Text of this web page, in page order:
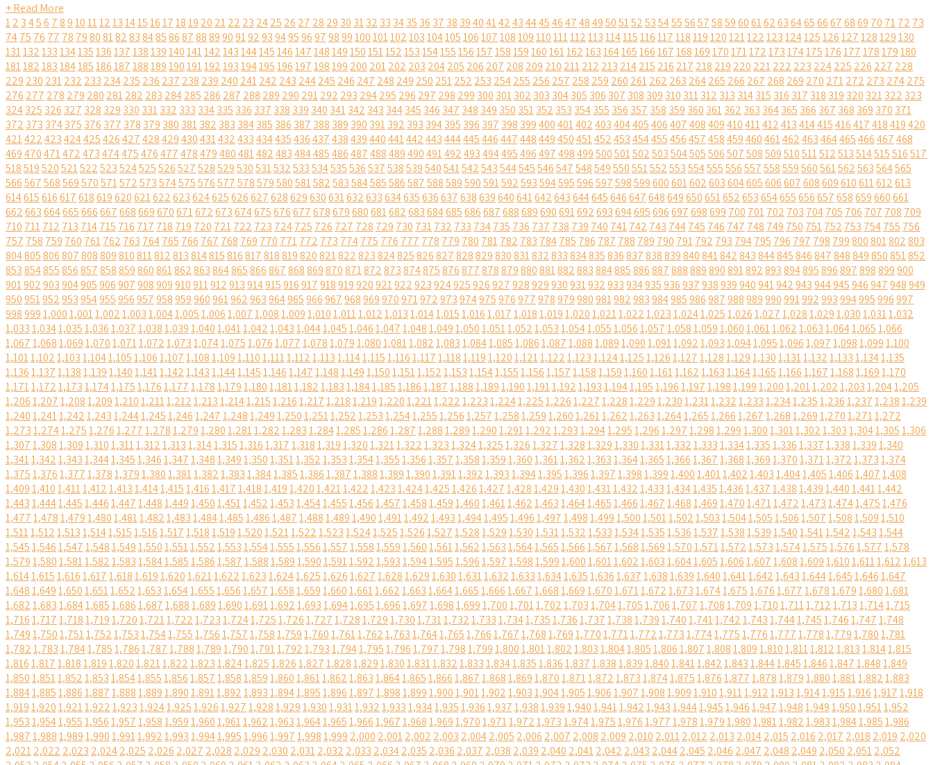
+ Read More
12 3456 78910111213141516171819 20 2122 23 2425 26 27 28 29 30 3132 33 3435 36 37 38 39404142434445464748495051525354555657585960616263646566676869 70 7172 73
7475 76 77 78 798081828384858687888990919293949596979899100101102103104105106107108109110111112113114115116117118119120121122123124125126127128129130
131132133134135136137138139140141142143144145146147148149150151152153154155156157158159160161162163164165166167168169170171172173174175176177178179180
181182183184185186187188189190191192193194195196197198199 200 201202 203 204205 206 207 208 209 210 211212 213 214215 216 217 218 219 220 221222 223 224225 226 227 228
229 230 231232 233 234235 236 237 238 239 240 241242 243 244245 246 247 248 249 250 251252 253 254255 256 257 258 259 260 261262 263 264265 266 267 268 269 270 271272 273 274275
276 277 278 279 280 281282 283 284285 286 287 288 289 290 291292 293 294295 296 297 298 299 300 301302 303 304305 306 307 308 309 310 311312 313 314315 316 317 318 319 320 321322 323
324325 326 327 328 329 330 331332 333 334335 336 337 338 339 340 341342 343 344345 346 347 348 349 350 351352 353 354355 356 357 358 359 360 361362 363 364365 366 367 368 369 370 371
372 373 374375 376 377 378 379 380 381382 383 384385 386 387 388 389 390 391392 393 394395 396 397 398 399400401402403404405406407408409410411412413414415416417418419420
421422423424425426427428429430431432433434435436437438439440441442443444445446447448449450451452453454455456457458459460461462463464465466467468
469470471472473474475476477478479480481482483484485486487488489490491492493494495496497498499500501502503504505506507508509510511512513514515516517
518519520521522523524525526527528529530531532533534535536537538539540541542543544545546547548549550551552553554555556557558559560561562563564565
566567568569570571572573574575576577578579580581582583584585586587588589590591592593594595596597598599600601602603604605606607608609610611612613
614615616617618619620621622623624625626627628629630631632633634635636637638639640641642643644645646647648649650651652653654655656657658659660661
662663664665666667668669670671672673674675676677678679680681682683684685686687688689690691692693694695696697698699 700 701702 703 704705 706 707 708 709
710 711712 713 714715 716 717 718 719 720 721722 723 724725 726 727 728 729 730 731732 733 734735 736 737 738 739 740 741742 743 744745 746 747 748 749 750 751752 753 754755 756
757 758 759 760 761762 763 764765 766 767 768 769 770 771772 773 774775 776 777 778 779 780 781782 783 784785 786 787 788 789 790 791792 793 794795 796 797 798 799800801802803
804805806807808809810811812813814815816817818819820821822823824825826827828829830831832833834835836837838839840841842843844845846847848849850851852
853854855856857858859860861862863864865866867868869870871872873874875876877878879880881882883884885886887888889890891892893894895896897898899900
901902903904905906907908909910911912913914915916917918919920921922923924925926927928929930931932933934935936937938939940941942943944945946947948949
950951952953954955956957958959960961962963964965966967968969970971972973974975976977978979980981982983984985986987988989990991992993994995996997
9989991,0001,0011,0021,0031,0041,0051,0061,0071,0081,0091,0101,0111,0121,0131,0141,0151,0161,0171,0181,0191,0201,0211,0221,0231,0241,0251,0261,0271,0281,0291,0301,0311,032
1,0331,0341,0351,0361,0371,0381,0391,0401,0411,0421,0431,0441,0451,0461,0471,0481,0491,0501,0511,0521,0531,0541,0551,0561,0571,0581,0591,0601,0611,0621,0631,0641,0651,066
1,0671,0681,0691,0701,0711,0721,0731,0741,0751,0761,0771,0781,0791,0801,0811,0821,0831,0841,0851,0861,0871,0881,0891,0901,0911,0921,0931,0941,0951,0961,0971,0981,0991,100
1,1011,1021,1031,1041,1051,1061,1071,1081,1091,1101,1111,1121,1131,1141,1151,1161,1171,1181,1191,1201,1211,1221,1231,1241,1251,1261,1271,1281,1291,1301,1311,1321,1331,1341,135
1,1361,1371,1381,1391,1401,1411,1421,1431,1441,1451,1461,1471,1481,1491,1501,1511,1521,1531,1541,1551,1561,1571,1581,1591,1601,1611,1621,1631,1641,1651,1661,1671,1681,1691,170
1,1711,1721,1731,1741,1751,1761,1771,1781,1791,1801,1811,1821,1831,1841,1851,1861,1871,1881,1891,1901,1911,1921,1931,1941,1951,1961,1971,1981,1991,2001,2011,2021,2031,2041,205
1,2061,2071,2081,2091,2101,2111,2121,2131,2141,2151,2161,2171,2181,2191,2201,2211,2221,2231,2241,2251,2261,2271,2281,2291,2301,2311,2321,2331,2341,2351,2361,2371,2381,239
1,2401,2411,2421,2431,2441,2451,2461,2471,2481,2491,2501,2511,2521,2531,2541,2551,2561,2571,2581,2591,2601,2611,2621,2631,2641,2651,2661,2671,2681,2691,2701,2711,272
1,2731,2741,2751,2761,2771,2781,2791,2801,2811,2821,2831,2841,2851,2861,2871,2881,2891,2901,2911,2921,2931,2941,2951,2961,2971,2981,2991,3001,3011,3021,3031,3041,3051,306
1,3071,3081,3091,3101,3111,3121,3131,3141,3151,3161,3171,3181,3191,3201,3211,3221,3231,3241,3251,3261,3271,3281,3291,3301,3311,3321,3331,3341,3351,3361,3371,3381,3391,340
1,3411,3421,3431,3441,3451,3461,3471,3481,3491,3501,3511,3521,3531,3541,3551,3561,3571,3581,3591,3601,3611,3621,3631,3641,3651,3661,3671,3681,3691,3701,3711,3721,3731,374
1,3751,3761,3771,3781,3791,3801,3811,3821,3831,3841,3851,3861,3871,3881,3891,3901,3911,3921,3931,3941,3951,3961,3971,3981,3991,4001,4011,4021,4031,4041,4051,4061,4071,408
1,4091,4101,4111,4121,4131,4141,4151,4161,4171,4181,4191,4201,4211,4221,4231,4241,4251,4261,4271,4281,4291,4301,4311,4321,4331,4341,4351,4361,4371,4381,4391,4401,4411,442
1,4431,4441,4451,4461,4471,4481,4491,4501,4511,4521,4531,4541,4551,4561,4571,4581,4591,4601,4611,4621,4631,4641,4651,4661,4671,4681,4691,4701,4711,4721,4731,4741,4751,476
1,4771,4781,4791,4801,4811,4821,4831,4841,4851,4861,4871,4881,4891,4901,4911,4921,4931,4941,4951,4961,4971,4981,4991,5001,5011,5021,5031,5041,5051,5061,5071,5081,5091,510
1,5111,5121,5131,5141,5151,5161,5171,5181,5191,5201,5211,5221,5231,5241,5251,5261,5271,5281,5291,5301,5311,5321,5331,5341,5351,5361,5371,5381,5391,5401,5411,5421,5431,544
1,5451,5461,5471,5481,5491,5501,5511,5521,5531,5541,5551,5561,5571,5581,5591,5601,5611,5621,5631,5641,5651,5661,5671,5681,5691,5701,5711,5721,5731,5741,5751,5761,5771,578
1,5791,5801,5811,5821,5831,5841,5851,5861,5871,5881,5891,5901,5911,5921,5931,5941,5951,5961,5971,5981,5991,6001,6011,6021,6031,6041,6051,6061,6071,6081,6091,6101,6111,6121,613
1,6141,6151,6161,6171,6181,6191,6201,6211,6221,6231,6241,6251,6261,6271,6281,6291,6301,6311,6321,6331,6341,6351,6361,6371,6381,6391,6401,6411,6421,6431,6441,6451,6461,647
1,6481,6491,6501,6511,6521,6531,6541,6551,6561,6571,6581,6591,6601,6611,6621,6631,6641,6651,6661,6671,6681,6691,6701,6711,6721,6731,6741,6751,6761,6771,6781,6791,6801,681
1,6821,6831,6841,6851,6861,6871,6881,6891,6901,6911,6921,6931,6941,6951,6961,6971,6981,6991,7001,7011,7021,7031,7041,7051,7061,7071,7081,7091,7101,7111,7121,7131,7141,715
1,7161,7171,7181,7191,7201,7211,7221,7231,7241,7251,7261,7271,7281,7291,7301,7311,7321,7331,7341,7351,7361,7371,7381,7391,7401,7411,7421,7431,7441,7451,7461,7471,748
1,7491,7501,7511,7521,7531,7541,7551,7561,7571,7581,7591,7601,7611,7621,7631,7641,7651,7661,7671,7681,7691,7701,7711,7721,7731,7741,7751,7761,7771,7781,7791,7801,781
1,7821,7831,7841,7851,7861,7871,7881,7891,7901,7911,7921,7931,7941,7951,7961,7971,7981,7991,8001,8011,8021,8031,8041,8051,8061,8071,8081,8091,8101,8111,8121,8131,8141,815
1,8161,8171,8181,8191,8201,8211,8221,8231,8241,8251,8261,8271,8281,8291,8301,8311,8321,8331,8341,8351,8361,8371,8381,8391,8401,8411,8421,8431,8441,8451,8461,8471,8481,849
1,8501,8511,8521,8531,8541,8551,8561,8571,8581,8591,8601,8611,8621,8631,8641,8651,8661,8671,8681,8691,8701,8711,8721,8731,8741,8751,8761,8771,8781,8791,8801,8811,8821,883
1,8841,8851,8861,8871,8881,8891,8901,8911,8921,8931,8941,8951,8961,8971,8981,8991,9001,9011,9021,9031,9041,9051,9061,9071,9081,9091,9101,9111,9121,9131,9141,9151,9161,9171,918
1,9191,9201,9211,9221,9231,9241,9251,9261,9271,9281,9291,9301,9311,9321,9331,9341,9351,9361,9371,9381,9391,9401,9411,9421,9431,9441,9451,9461,9471,9481,9491,9501,9511,952
1,9531,9541,9551,9561,9571,9581,9591,9601,9611,9621,9631,9641,9651,9661,9671,9681,9691,9701,9711,9721,9731,9741,9751,9761,9771,9781,9791,9801,9811,9821,9831,9841,9851,986
1,9871,9881,9891,9901,9911,9921,9931,9941,9951,9961,9971,9981,999 2,000 2,0012,002 2,003 2,0042,005 2,006 2,007 2,008 2,009 2,010 2,0112,012 2,013 2,0142,015 2,016 2,017 2,018 2,019 2,020
2,0212,022 2,023 2,0242,025 2,026 2,027 2,028 2,029 2,030 2,0312,032 2,033 2,0342,035 2,036 2,037 2,038 2,039 2,040 2,0412,042 2,043 2,0442,045 2,046 2,047 2,048 2,049 2,050 2,0512,052